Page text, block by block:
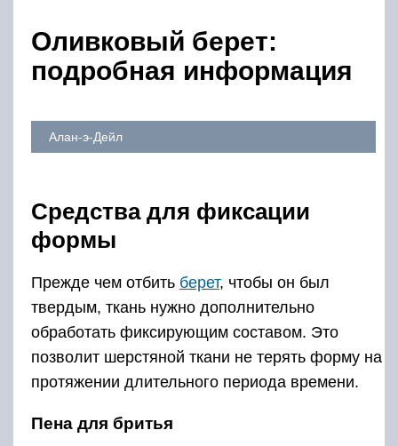
Оливковый берет:
подробная информация
Алан-э-Дейл
Средства для фиксации
формы
Прежде чем отбить берет, чтобы он был
твердым, ткань нужно дополнительно
обработать фиксирующим составом. Это
позволит шерстяной ткани не терять форму на
протяжении длительного периода времени.
Пена для бритья